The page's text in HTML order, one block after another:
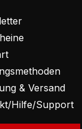
& Versand
Hilfe/Support